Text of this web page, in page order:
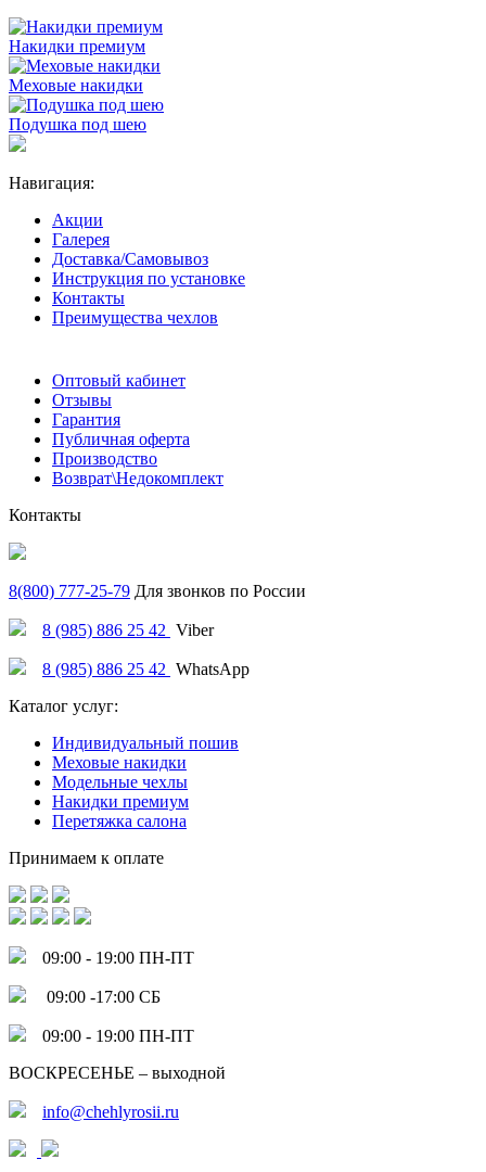
Накидки премиум
Меховые накидки
Подушка под шею
Навигация:
Акции
Галерея
Доставка/Самовывоз
Инструкция по установке
Контакты
Преимущества чехлов
Оптовый кабинет
Отзывы
Гарантия
Публичная оферта
Производство
Возврат\Недокомплект
Контакты
8(800) 777-25-79 Для звонков по России
8 (985) 886 25 42 Viber
8 (985) 886 25 42 WhatsApp
Каталог услуг:
Индивидуальный пошив
Меховые накидки
Модельные чехлы
Накидки премиум
Перетяжка салона
Принимаем к оплате
09:00 - 19:00 ПН-ПТ
09:00 -17:00 СБ
09:00 - 19:00 ПН-ПТ
ВОСКРЕСЕНЬЕ – выходной
info@chehlyrosii.ru